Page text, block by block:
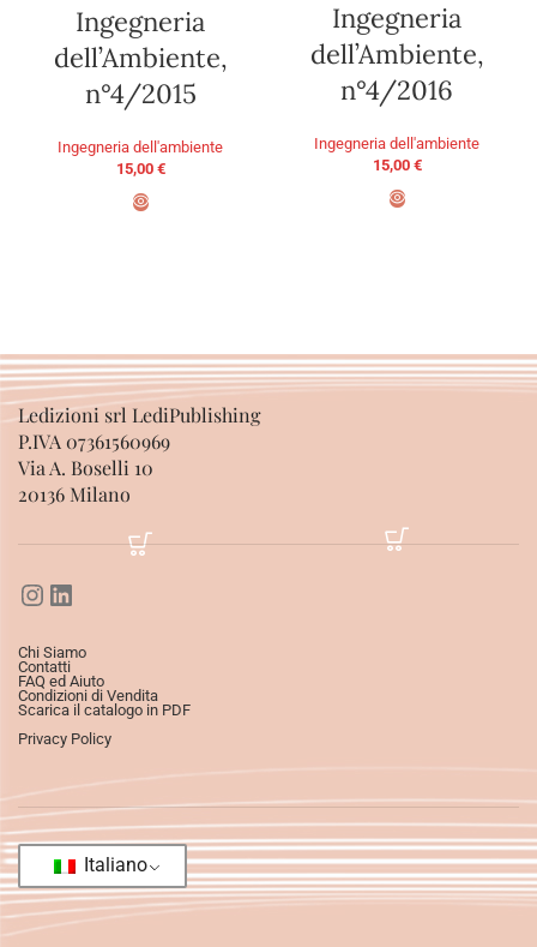
Ingegneria
dell’Ambiente,
n°4/2015
Ingegneria dell'ambiente
15,00 €
Ingegneria
dell’Ambiente,
n°4/2016
Ingegneria dell'ambiente
15,00 €
Ledizioni srl LediPublishing
P.IVA 07361560969
Via A. Boselli 10
20136 Milano
Chi Siamo
Contatti
FAQ ed Aiuto
Condizioni di Vendita
Scarica il catalogo in PDF
Privacy Policy
Italiano